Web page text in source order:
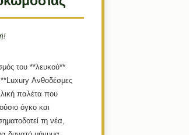
του **λευκού**
**Luxury Ανθοδέσμες
παλέτα που
όγκο και
τη νέα,